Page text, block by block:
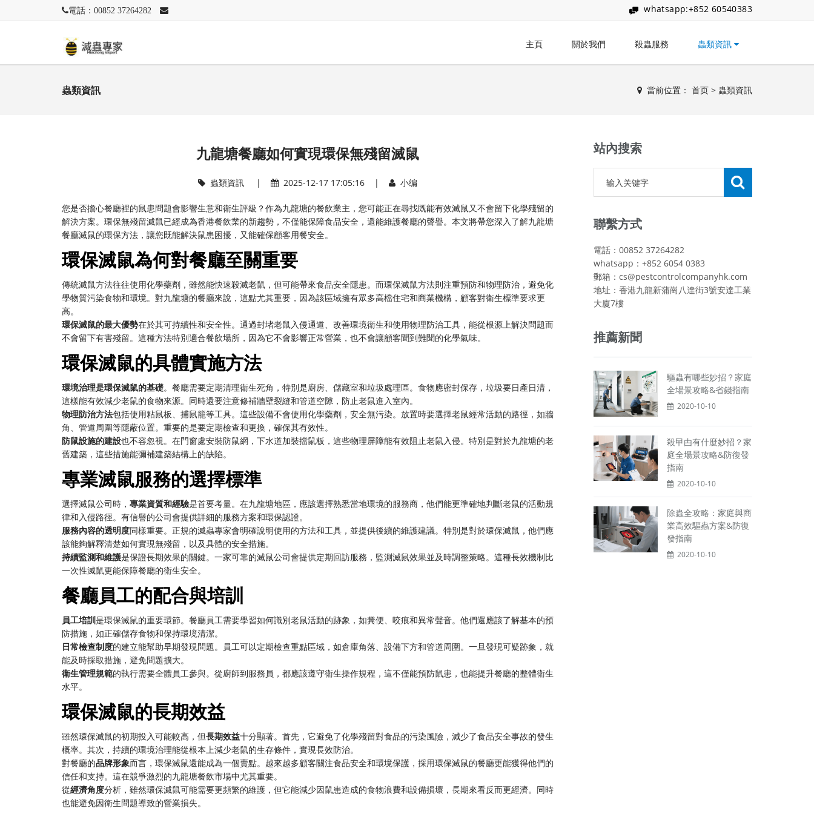
電話：00852 37264282 whatsapp:+852 60540383
主頁 關於我們 殺蟲服務 蟲類資訊
蟲類資訊 當前位置： 首页 > 蟲類資訊
九龍塘餐廳如何實現環保無殘留滅鼠
蟲類資訊 | 2025-12-17 17:05:16 | 小编
您是否擔心餐廳裡的鼠患問題會影響生意和衛生評級？作為九龍塘的餐飲業主，您可能正在尋找既能有效滅鼠又不會留下化學殘留的
解決方案。環保無殘留滅鼠已經成為香港餐飲業的新趨勢，不僅能保障食品安全，還能維護餐廳的聲譽。本文將帶您深入了解九龍塘
餐廳滅鼠的環保方法，讓您既能解決鼠患困擾，又能確保顧客用餐安全。
環保滅鼠為何對餐廳至關重要
傳統滅鼠方法往往使用化學藥劑，雖然能快速殺滅老鼠，但可能帶來食品安全隱患。而環保滅鼠方法則注重預防和物理防治，避免化
學物質污染食物和環境。對九龍塘的餐廳來說，這點尤其重要，因為該區域擁有眾多高檔住宅和商業機構，顧客對衛生標準要求更
高。
環保滅鼠的最大優勢在於其可持續性和安全性。通過封堵老鼠入侵通道、改善環境衛生和使用物理防治工具，能從根源上解決問題而
不會留下有害殘留。這種方法特別適合餐飲場所，因為它不會影響正常營業，也不會讓顧客聞到難聞的化學氣味。
環保滅鼠的具體實施方法
環境治理是環保滅鼠的基礎。餐廳需要定期清理衛生死角，特別是廚房、儲藏室和垃圾處理區。食物應密封保存，垃圾要日產日清，
這樣能有效減少老鼠的食物來源。同時還要注意修補牆壁裂縫和管道空隙，防止老鼠進入室內。
物理防治方法包括使用粘鼠板、捕鼠籠等工具。這些設備不會使用化學藥劑，安全無污染。放置時要選擇老鼠經常活動的路徑，如牆
角、管道周圍等隱蔽位置。重要的是要定期檢查和更換，確保其有效性。
防鼠設施的建設也不容忽視。在門窗處安裝防鼠網，下水道加裝擋鼠板，這些物理屏障能有效阻止老鼠入侵。特別是對於九龍塘的老
舊建築，這些措施能彌補建築結構上的缺陷。
專業滅鼠服務的選擇標準
選擇滅鼠公司時， 專業資質和經驗是首要考量。在九龍塘地區，應該選擇熟悉當地環境的服務商，他們能更準確地判斷老鼠的活動規
律和入侵路徑。有信譽的公司會提供詳細的服務方案和環保認證。
服務內容的透明度同樣重要。正規的滅蟲專家會明確說明使用的方法和工具，並提供後續的維護建議。特別是對於環保滅鼠，他們應
該能夠解釋清楚如何實現無殘留，以及具體的安全措施。
持續監測和維護是保證長期效果的關鍵。一家可靠的滅鼠公司會提供定期回訪服務，監測滅鼠效果並及時調整策略。這種長效機制比
一次性滅鼠更能保障餐廳的衛生安全。
餐廳員工的配合與培訓
員工培訓是環保滅鼠的重要環節。餐廳員工需要學習如何識別老鼠活動的跡象，如糞便、咬痕和異常聲音。他們還應該了解基本的預
防措施，如正確儲存食物和保持環境清潔。
日常檢查制度的建立能幫助早期發現問題。員工可以定期檢查重點區域，如倉庫角落、設備下方和管道周圍。一旦發現可疑跡象，就
能及時採取措施，避免問題擴大。
衛生管理規範的執行需要全體員工參與。從廚師到服務員，都應該遵守衛生操作規程，這不僅能預防鼠患，也能提升餐廳的整體衛生
水平。
環保滅鼠的長期效益
雖然環保滅鼠的初期投入可能較高，但長期效益十分顯著。首先，它避免了化學殘留對食品的污染風險，減少了食品安全事故的發生
概率。其次，持續的環境治理能從根本上減少老鼠的生存條件，實現長效防治。
對餐廳的品牌形象而言，環保滅鼠還能成為一個賣點。越來越多顧客關注食品安全和環境保護，採用環保滅鼠的餐廳更能獲得他們的
信任和支持。這在競爭激烈的九龍塘餐飲市場中尤其重要。
從經濟角度分析，雖然環保滅鼠可能需要更頻繁的維護，但它能減少因鼠患造成的食物浪費和設備損壞，長期來看反而更經濟。同時
也能避免因衛生問題導致的營業損失。
站內搜索
聯繫方式
電話：00852 37264282
whatsapp：+852 6054 0383
郵箱：cs@pestcontrolcompanyhk.com
地址：香港九龍新蒲崗八達街3號安達工業
大廈7樓
推薦新聞
驅蟲有哪些妙招？家庭
全場景攻略&省錢指南
2020-10-10
殺曱甴有什麼妙招？家
庭全場景攻略&防復發
指南
2020-10-10
除蟲全攻略：家庭與商
業高效驅蟲方案&防復
發指南
2020-10-10